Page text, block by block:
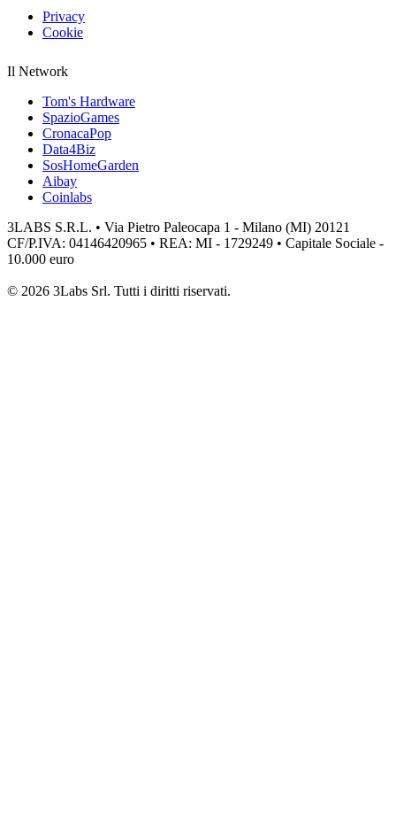
Privacy
Cookie
Il Network
Tom's Hardware
SpazioGames
CronacaPop
Data4Biz
SosHomeGarden
Aibay
Coinlabs
3LABS S.R.L. • Via Pietro Paleocapa 1 - Milano (MI) 20121
CF/P.IVA: 04146420965 • REA: MI - 1729249 • Capitale Sociale -
10.000 euro
© 2026 3Labs Srl. Tutti i diritti riservati.